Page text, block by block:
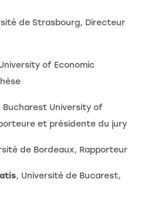
de Strasbourg, Directeur
of Economic
Bucharest University of
et présidente du jury
de Bordeaux, Rapporteur
, Université de Bucarest,